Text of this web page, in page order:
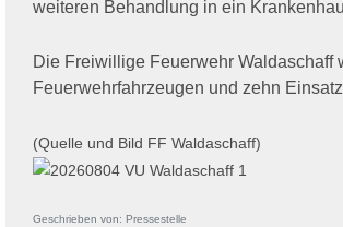
weiteren Behandlung in ein
Die Freiwillige Feuerwehr Waldaschaff
Feuerwehrfahrzeugen und zehn
(Quelle und Bild FF Waldaschaff)
Geschrieben von: Pressestelle